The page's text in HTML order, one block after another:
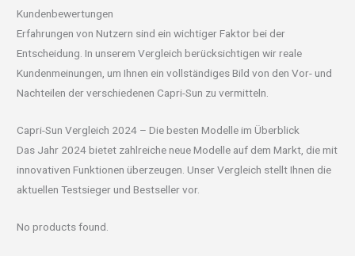
Kundenbewertungen
Erfahrungen von Nutzern sind ein wichtiger Faktor bei der
Entscheidung. In unserem Vergleich berücksichtigen wir reale
Kundenmeinungen, um Ihnen ein vollständiges Bild von den Vor- und
Nachteilen der verschiedenen Capri-Sun zu vermitteln.
Capri-Sun Vergleich 2024 – Die besten Modelle im Überblick
Das Jahr 2024 bietet zahlreiche neue Modelle auf dem Markt, die mit
innovativen Funktionen überzeugen. Unser Vergleich stellt Ihnen die
aktuellen Testsieger und Bestseller vor.
No products found.